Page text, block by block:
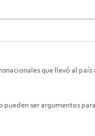
que llevó al país
ser argumentos